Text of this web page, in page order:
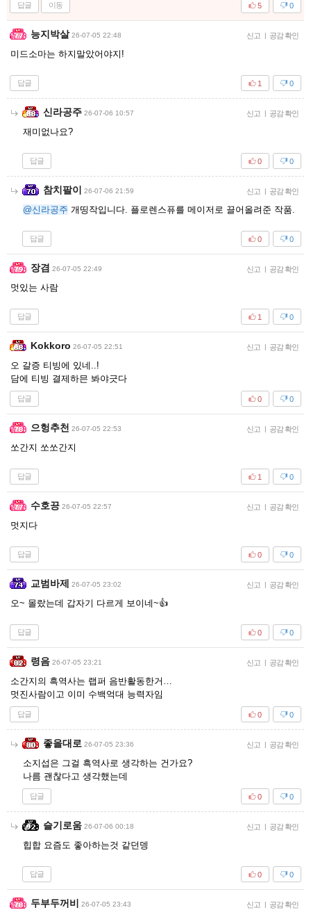
답글 이동 0
5
능지박살 26-07-05 22:48 신고 | 공감 확인
미드소마는 하지말았어야지!
답글 0
1
신라공주 26-07-06 10:57 신고 | 공감 확인
재미없나요?
답글 0
0
참치팔이 26-07-06 21:59 신고 | 공감 확인
@신라공주 개띵작입니다. 플로렌스퓨를 메이저로 끌어올려준 작품.
답글 0
0
장겸 26-07-05 22:49 신고 | 공감 확인
멋있는 사람
답글 0
1
Kokkoro 26-07-05 22:51 신고 | 공감 확인
오 갈증 티빙에 있네..!
담에 티빙 결제하믄 봐야긋다
답글 0
0
으헝추천 26-07-05 22:53 신고 | 공감 확인
쏘간지 쏘쏘간지
답글 0
1
수호끙 26-07-05 22:57 신고 | 공감 확인
멋지다
답글 0
0
교범바제 26-07-05 23:02 신고 | 공감 확인
오~ 몰랐는데 갑자기 다르게 보이네~👍
답글 0
0
령음 26-07-05 23:21 신고 | 공감 확인
소간지의 흑역사는 랩퍼 음반활동한거…
멋진사람이고 이미 수백억대 능력자임
답글 0
0
좋을대로 26-07-05 23:36 신고 | 공감 확인
소지섭은 그걸 흑역사로 생각하는 건가요?
나름 괜찮다고 생각했는데
답글 0
0
슬기로움 26-07-06 00:18 신고 | 공감 확인
힙합 요즘도 좋아하는것 같던뎅
답글 0
0
두부두꺼비 26-07-05 23:43 신고 | 공감 확인